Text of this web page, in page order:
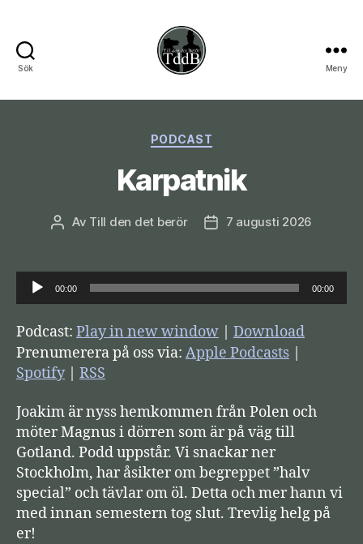
Sök
det
berör
Meny
Kategorier
PODCAST
Karpatnik
Inläggsförfattare
Av Till den det berör Inläggsdatum
7 augusti 2026
j
u
d
s
e
l
a
r
e
00:00 00:00
Podcast: Play in new window
Download
Prenumerera på oss via: Apple Podcasts
Spotify| RSS
Joakim är nyss hemkommen från Polen och
möter Magnus i dörren som är på väg till
Gotland. Podd uppstår. Vi snackar ner
Stockholm, har åsikter om begreppet ”halv
special” och tävlar om öl. Detta och mer hann vi
med innan semestern tog slut. Trevlig helg på
er!